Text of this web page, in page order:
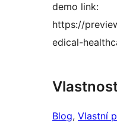
demo link:
https://
edical-
Blog, Vlastní